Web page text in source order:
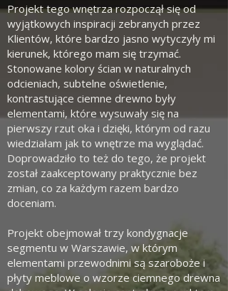
Projekt tego wnętrza rozpoczął się od
wyjątkowych inspiracji zebranych przez
Klientów, które bardzo jasno wytyczyły mi
kierunek, którego mam się trzymać.
Stonowane kolory ścian w naturalnych
odcieniach, subtelne oświetlenie,
kontrastujące ciemne drewno były
elementami, które wysuwały się na
pierwszy rzut oka i dzięki, którym od razu
wiedziałam jak to wnętrze ma wyglądać.
Doprowadziło to też do tego, że projekt
został zaakceptowany praktycznie bez
zmian, co za każdym razem bardzo
doceniam.
Projekt obejmował trzy kondygnacje
segmentu w Warszawie, w którym
elementami przewodnimi są szaroboże i
płyty meblowe o wzorze ciemnego drewna